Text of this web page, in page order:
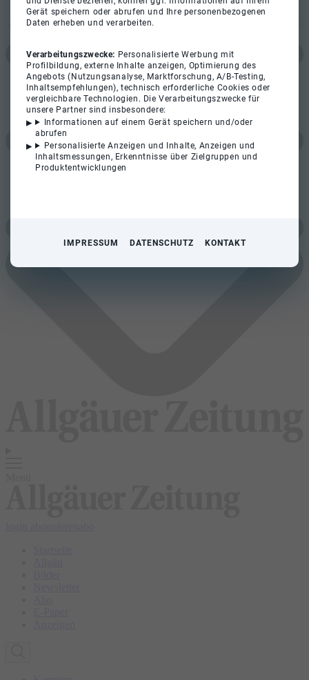
Gerät speichern oder abrufen und Ihre personenbezogenen
Daten erheben und verarbeiten.
Verarbeitungszwecke: Personalisierte Werbung mit
Profilbildung, externe Inhalte anzeigen, Optimierung des
Angebots (Nutzungsanalyse, Marktforschung, A/B-Testing,
Inhaltsempfehlungen), technisch erforderliche Cookies oder
vergleichbare Technologien. Die Verarbeitungszwecke für
unsere Partner sind insbesondere:
Informationen auf einem Gerät speichern und/oder
abrufen
Personalisierte Anzeigen und Inhalte, Anzeigen und
Inhaltsmessungen, Erkenntnisse über Zielgruppen und
Produktentwicklungen
IMPRESSUM DATENSCHUTZ KONTAKT